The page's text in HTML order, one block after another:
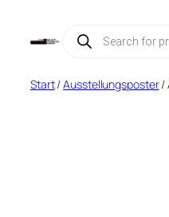
Inhalt
Products
search
Start/Ausstellungsposter/